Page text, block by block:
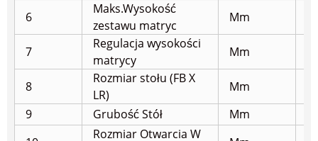
6
Maks.Wysokość
zestawu matryc
Mm
7
Regulacja wysokości
matrycy
Mm
8
Rozmiar stołu (FB X
LR)
Mm
9
Grubość Stół Mm
Rozmiar Otwarcia W